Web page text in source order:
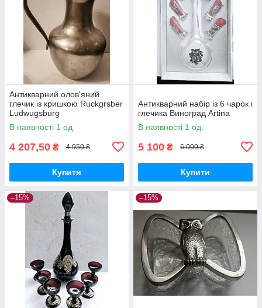
Антикварний олов'яний
глечик із кришкою Ruckgrsber
Ludwugsburg
В наявності 1 од.
4 207,50 ₴ 4 950 ₴
Купити
Антикварний набір із 6 чарок і
глечика Виноград Artina
В наявності 1 од.
5 100 ₴ 6 000 ₴
Купити
–15% –15%